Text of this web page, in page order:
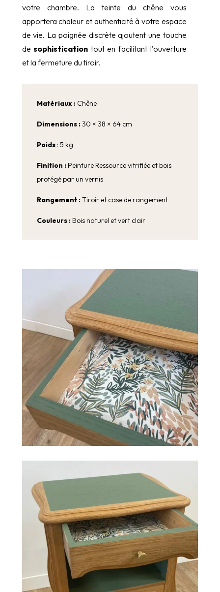
votre chambre. La teinte du chêne vous
apportera chaleur et authenticité à votre espace
de vie. La poignée discrète ajoutent une touche
desophistication tout en facilitant l’ouverture
et la fermeture du tiroir.
Matériaux : Chêne
Dimensions :30 × 38 × 64 cm
Poids: 5 kg
Finition :Peinture Ressource vitrifiée et bois
protégé par un vernis
Rangement :Tiroir et case de rangement
Couleurs : Bois naturel et vert clair